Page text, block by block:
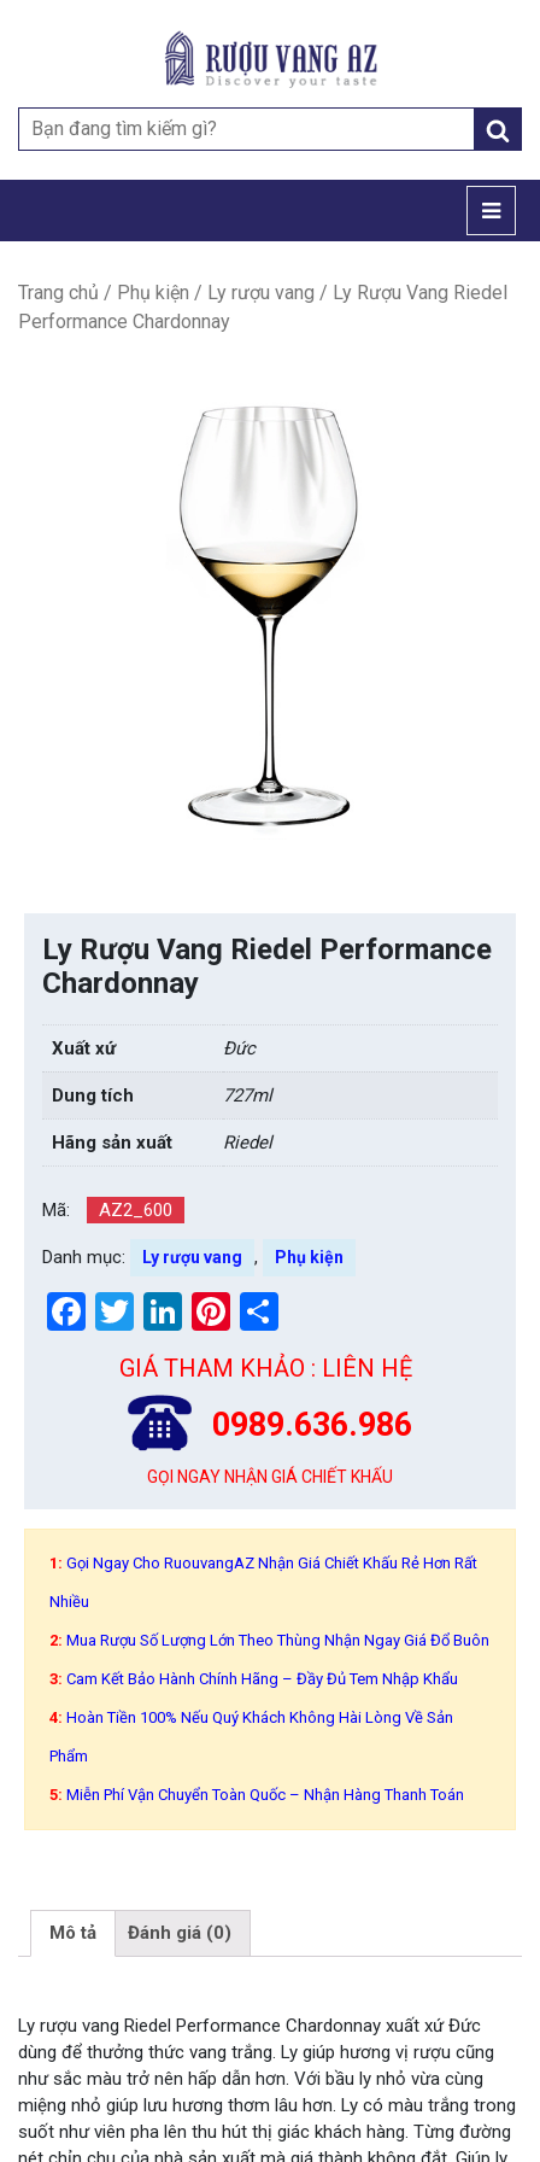
Search
for:
Trang chủ / Phụ kiện / Ly rượu vang / Ly Rượu Vang Riedel
Performance Chardonnay
Ly Rượu Vang Riedel Performance
Chardonnay
Xuất xứ Đức
Dung tích 727ml
Hãng sản xuất Riedel
Mã: AZ2_600
Danh mục: Ly rượu vang , Phụ kiện
Facebook
Twitter
LinkedIn
Pinterest
GIÁ THAM KHẢO : LIÊN HỆ
0989.636.986
GỌI NGAY NHẬN GIÁ CHIẾT KHẤU
1: Gọi Ngay Cho RuouvangAZ Nhận Giá Chiết Khấu Rẻ Hơn Rất
Nhiều
2: Mua Rượu Số Lượng Lớn Theo Thùng Nhận Ngay Giá Đổ Buôn
3: Cam Kết Bảo Hành Chính Hãng – Đầy Đủ Tem Nhập Khẩu
4: Hoàn Tiền 100% Nếu Quý Khách Không Hài Lòng Về Sản
Phẩm
5: Miễn Phí Vận Chuyển Toàn Quốc – Nhận Hàng Thanh Toán
Mô tả Đánh giá (0)
Ly rượu vang Riedel Performance Chardonnay xuất xứ Đức
dùng để thưởng thức vang trắng. Ly giúp hương vị rượu cũng
như sắc màu trở nên hấp dẫn hơn. Với bầu ly nhỏ vừa cùng
miệng nhỏ giúp lưu hương thơm lâu hơn. Ly có màu trắng trong
suốt như viên pha lên thu hút thị giác khách hàng. Từng đường